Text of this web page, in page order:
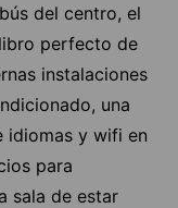
del centro, el
perfecto de
instalaciones
una
idiomas y wifi en
para
sala de estar